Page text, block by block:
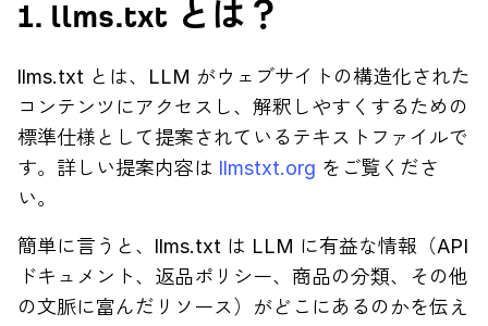
1. llms.txt とは？
llms.txt とは、LLM がウェブサイトの構造化された
コンテンツにアクセスし、解釈しやすくするための
標準仕様として提案されているテキストファイルで
す。詳しい提案内容は llmstxt.org をご覧くださ
い。
簡単に言うと、llms.txt は LLM に有益な情報（API
ドキュメント、返品ポリシー、商品の分類、その他
の文脈に富んだリソース）がどこにあるのかを伝え